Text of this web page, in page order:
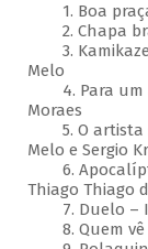
1. Boa praça
2. Chapa
3. Kamikaze
Melo
4. Para um
Moraes
5. O artista
Melo e Sergio
6.
Thiago Thiago
7. Duelo –
8. Quem vê